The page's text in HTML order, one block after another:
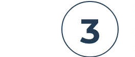
3